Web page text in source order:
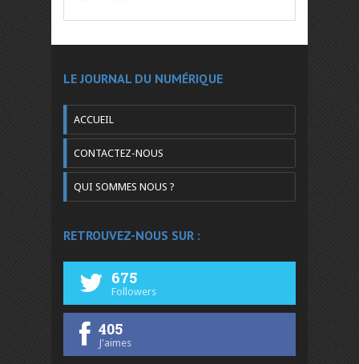
LE JOURNAL DU NUMÉRIQUE
ACCUEIL
CONTACTEZ-NOUS
QUI SOMMES NOUS ?
RETROUVEZ-NOUS SUR :
675
Followers
405
J'aimes